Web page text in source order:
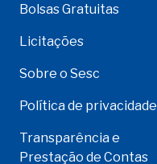
Bolsas Gratuitas
Licitações
Sobre o Sesc
Política de privacidade
Transparência e
Prestação de Contas